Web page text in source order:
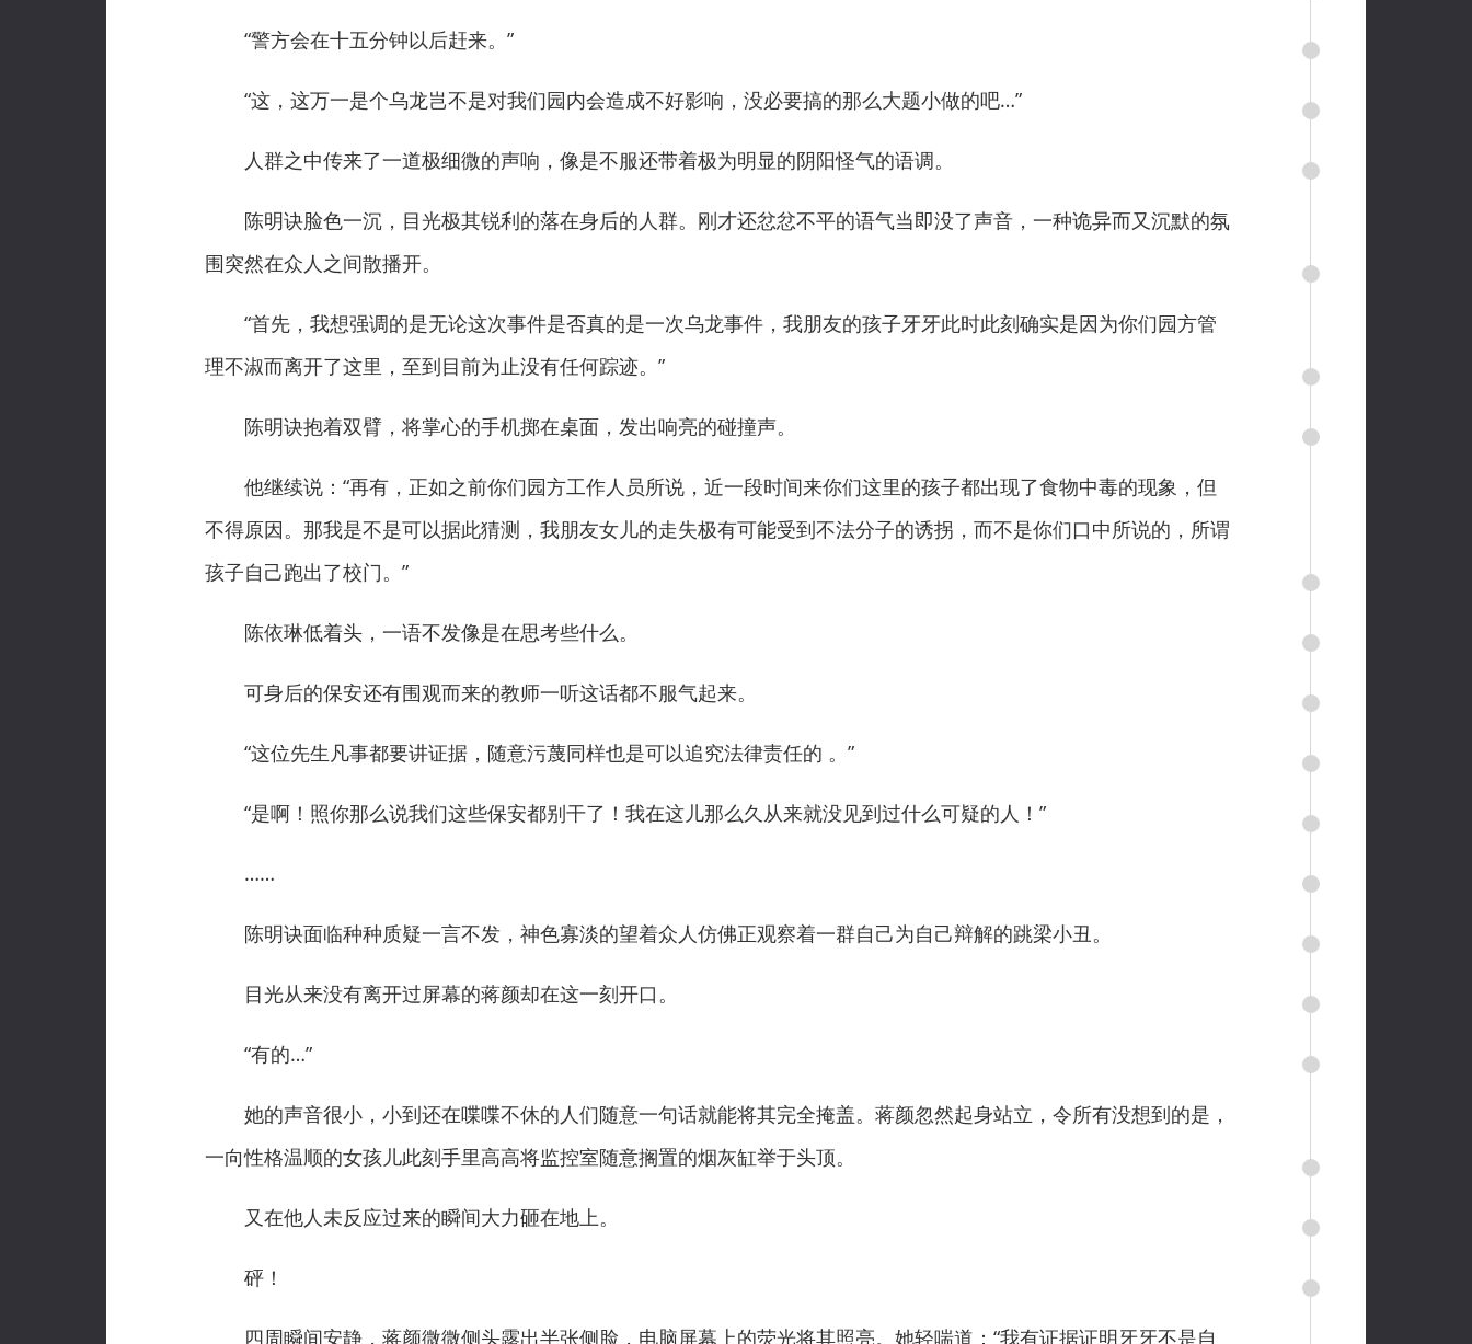
“警方会在十五分钟以后赶来。”
“这，这万一是个乌龙岂不是对我们园内会造成不好影响，没必要搞的那么大题小做的吧…”
人群之中传来了一道极细微的声响，像是不服还带着极为明显的阴阳怪气的语调。
陈明诀脸色一沉，目光极其锐利的落在身后的人群。刚才还忿忿不平的语气当即没了声音，一种诡异而又沉默的氛
围突然在众人之间散播开。
“首先，我想强调的是无论这次事件是否真的是一次乌龙事件，我朋友的孩子牙牙此时此刻确实是因为你们园方管
理不淑而离开了这里，至到目前为止没有任何踪迹。”
陈明诀抱着双臂，将掌心的手机掷在桌面，发出响亮的碰撞声。
他继续说：“再有，正如之前你们园方工作人员所说，近一段时间来你们这里的孩子都出现了食物中毒的现象，但
不得原因。那我是不是可以据此猜测，我朋友女儿的走失极有可能受到不法分子的诱拐，而不是你们口中所说的，所谓
孩子自己跑出了校门。”
陈依琳低着头，一语不发像是在思考些什么。
可身后的保安还有围观而来的教师一听这话都不服气起来。
“这位先生凡事都要讲证据，随意污蔑同样也是可以追究法律责任的 。”
“是啊！照你那么说我们这些保安都别干了！我在这儿那么久从来就没见到过什么可疑的人！”
……
陈明诀面临种种质疑一言不发，神色寡淡的望着众人仿佛正观察着一群自己为自己辩解的跳梁小丑。
目光从来没有离开过屏幕的蒋颜却在这一刻开口。
“有的…”
她的声音很小，小到还在喋喋不休的人们随意一句话就能将其完全掩盖。蒋颜忽然起身站立，令所有没想到的是，
一向性格温顺的女孩儿此刻手里高高将监控室随意搁置的烟灰缸举于头顶。
又在他人未反应过来的瞬间大力砸在地上。
砰！
四周瞬间安静，蒋颜微微侧头露出半张侧脸，电脑屏幕上的荧光将其照亮。她轻喘道：“我有证据证明牙牙不是自